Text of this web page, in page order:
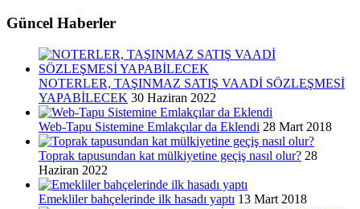
Güncel Haberler
NOTERLER, TAŞINMAZ SATIŞ VAADİ SÖZLEŞMESİ
YAPABİLECEK 30 Haziran 2022
Web-Tapu Sistemine Emlakçılar da Eklendi 28 Mart 2018
Toprak tapusundan kat mülkiyetine geçiş nasıl olur? 28
Haziran 2022
Emekliler bahçelerinde ilk hasadı yaptı 13 Mart 2018